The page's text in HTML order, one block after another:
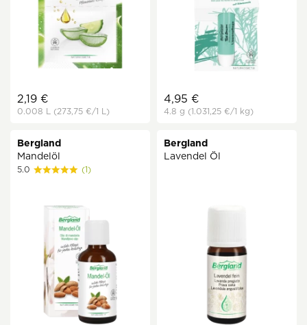
2,19 €
0.008 L (273,75 €/1 L)
4,95 €
4.8 g (1.031,25 €/1 kg)
Bergland
Mandelöl
5.0 (1)
Bergland
Lavendel Öl